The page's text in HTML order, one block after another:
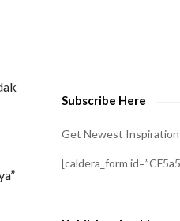
Subscribe Here
Get Newest Inspiration
[caldera_form